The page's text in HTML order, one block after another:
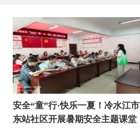
安全“童”行·快乐一夏！冷水江市
东站社区开展暑期安全主题课堂